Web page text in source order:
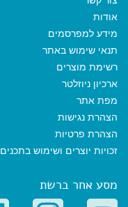
אודות
מידע למפרסמים
תנאי שימוש באתר
רשימת מוצרים
ארכיון ניוזלטר
מפת אתר
הצהרת נגישות
הצהרת פרטיות
זכויות יוצרים ושימוש בתכנים
מסע אחר ברשת